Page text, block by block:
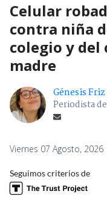
Celular
contra niña
colegio y del
madre
Génesis Friz
Periodista
Viernes 07 Agosto,
Seguimos criterios de